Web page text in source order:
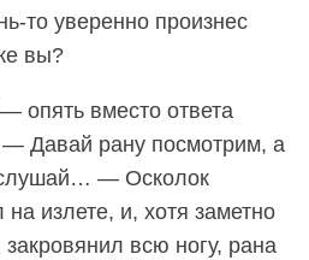
то уверенно произнес
вы?
опять вместо ответа
— Давай рану посмотрим, а
— Осколок
излете, и, хотя заметно
всю ногу, рана